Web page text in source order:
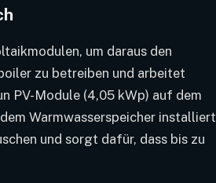
um daraus den
zu betreiben und arbeitet
PV-Module (4,05 kWp) auf dem
Warmwasserspeicher installiert
und sorgt dafür, dass bis zu